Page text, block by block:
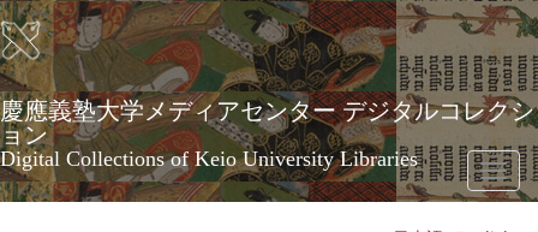
メ
イ
ン
コ
ン
テ
ン
ツ
に
慶應義塾大学メディアセンター デジタルコレクシ
ョン
Digital Collections of Keio University Libraries
Toggle